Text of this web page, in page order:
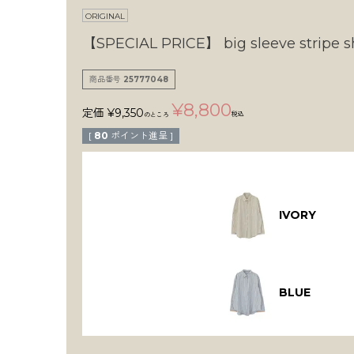
ORIGINAL
【SPECIAL PRICE】 big sleeve stripe
商品番号 25777048
定価 ¥9,350 のところ ¥8,800税込
[ 80 ポイント進呈 ]
IVORY
BLUE